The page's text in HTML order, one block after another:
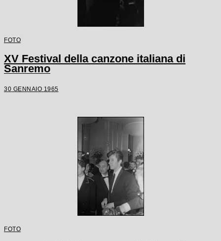
FOTO
XV Festival della canzone italiana di
Sanremo
30 GENNAIO 1965
FOTO